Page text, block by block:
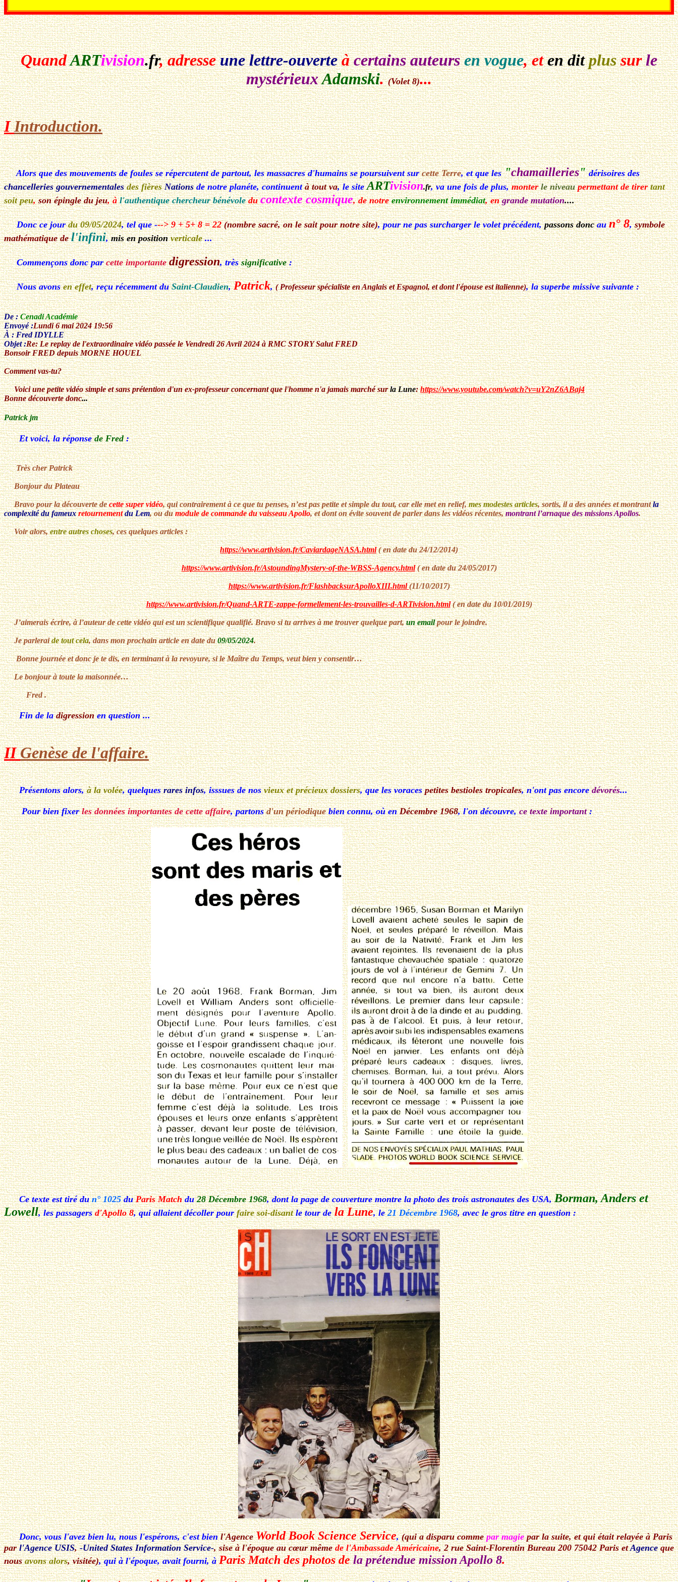
QuandARTivision.fr, adresseune lettre-ouverteàcertains auteursen vogue, eten dit plussurle
mystérieuxAdamski.(Volet 8)...
IIntroduction.
Alors que des mouvements de foules se répercutent de partout, les massacres d'humains se poursuivent surcette Terre, et que les"chamailleries"dérisoires des
chancelleries gouvernementalesdes fièresNationsde notre planéte, continuentà tout va, le siteARTivision.fr, va une fois de plus,monterle niveaupermettant de tirertant
soit peu,son épingle du jeu, àl'authentique chercheur bénévoleducontexte cosmique, de notreenvironnement immédiat, engrande mutation....
Donc ce jourdu 09/05/2024, tel que ---> 9 + 5+ 8 = 22(nombre sacré, on le sait pour notre site), pour ne pas surcharger le volet précédent,passons doncaun° 8,symbole
mathématique del'infini,mis en positionverticale...
Commençons donc parcette importante digression, trèssignificative:
Nous avonsen effet, reçu récemment duSaint-Claudien,Patrick,( Professeur spécialiste en Anglais et Espagnol, et dont l'épouse est italienne), la superbe missive suivante :
De : Cenadi Académie
Envoyé :Lundi 6 mai 2024 19:56
À :Fred IDYLLE
Objet :Re: Le replay de l'extraordinaire vidéo passée le Vendredi 26 Avril 2024 à RMC STORY Salut FRED
Bonsoir FRED depuis MORNE HOUEL
Comment vas-tu?
Voici une petite vidéo simple et sans prétention d'un ex-professeur concernant que l'homme n'a jamais marché surla Lune: https://www.youtube.com/watch?v=uY2nZ6ABaj4
Bonne découverte donc...
Patrick jm
Et voici, la réponsede Fred:
Très cher Patrick
Bonjour du Plateau
Bravo pour la découverte decette super vidéo, qui contrairement à ce que tu penses, n’est pas petite et simple du tout, car elle met en relief,mes modestes articles, sortis, il a des années et montrantla
complexité du fameuxretournementdu Lem, ou dumodule de commande du vaisseau Apollo, et dont on évite souvent de parler dans les vidéos récentes,montrant l’arnaque des missions Apollos.
Voir alors,entre autres choses, ces quelques articles :
https://www.artivision.fr/CaviardageNASA.html( en date du 24/12/2014)
https://www.artivision.fr/AstoundingMystery-of-the-WBSS-Agency.html( en date du 24/05/2017)
https://www.artivision.fr/FlashbacksurApolloXIII.html(11/10/2017)
https://www.artivision.fr/Quand-ARTE-zappe-formellement-les-trouvailles-d-ARTivision.html( en date du 10/01/2019)
J’aimerais écrire, à l’auteur de cette vidéo qui est un scientifique qualifié. Bravo si tu arrives à me trouver quelque part,un emailpour le joindre.
Je parleraide tout cela, dans mon prochain article en date du09/05/2024.
Bonne journée et donc je te dis, en terminant à la revoyure, si le Maître du Temps, veut bien y consentir…
Le bonjour à toute la maisonnée…
Fred .
Fin de ladigressionen question ...
IIGenèse de l'affaire.
Présentons alors,à la volée, quelquesrares infos, isssues de nosvieux et précieux dossiers, que les voracespetites bestioles tropicales, n'ont pas encoredévorés...
Pour bien fixerles données importantes de cette affaire, partonsd'un périodiquebien connu, où enDécembre 1968, l'on découvre,ce texte important:
Ce texte est tiré dun° 1025duParis Matchdu28 Décembre 1968, dont la page de couverture montre la photo des trois astronautes des USA,Borman, Anders et
Lowell, les passagersd'Apollo 8, qui allaient décoller pourfaire soi-disantle tour dela Lune, le21 Décembre 1968, avec le gros titre en question :
Donc, vous l'avez bien lu, nous l'espérons, c'est bienl'Agence World Book Science Service,(qui a disparu commepar magiepar la suite, et qui était relayée à Paris
parl'Agence USIS,-United States Information Service-, sise à l'époque au cœur mêmede l'Ambassade Américaine, 2 rue Saint-Florentin Bureau 200 75042 Paris etAgenceque
nousavons alors, visitée), qui à l'époque, avait fourni, àParis Match des photos dela prétendue mission Apollo 8.